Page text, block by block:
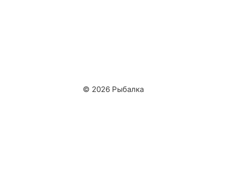
© 2026 Рыбалка